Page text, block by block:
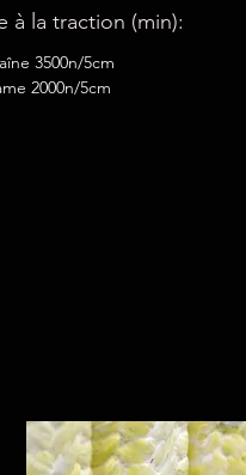
à la traction (min):
3500n/5cm
2000n/5cm